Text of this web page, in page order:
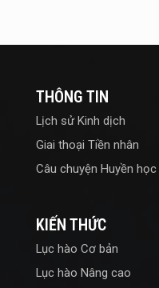
THÔNG TIN
Lịch sử Kinh dịch
Giai thoại Tiền nhân
Câu chuyện Huyền học
KIẾN THỨC
Lục hào Cơ bản
Lục hào Nâng cao